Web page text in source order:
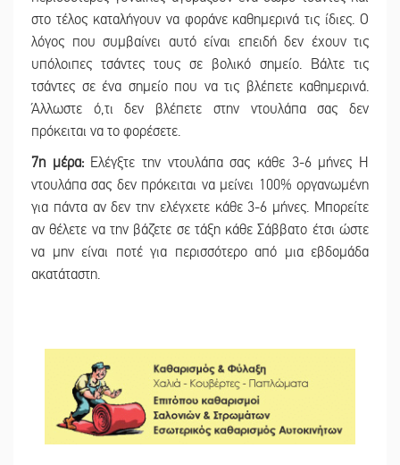
στο τέλος καταλήγουν να φοράνε καθημερινά τις ίδιες. Ο
λόγος που συμβαίνει αυτό είναι επειδή δεν έχουν τις
υπόλοιπες τσάντες τους σε βολικό σημείο. Βάλτε τις
τσάντες σε ένα σημείο που να τις βλέπετε καθημερινά.
Άλλωστε ό,τι δεν βλέπετε στην ντουλάπα σας δεν
πρόκειται να το φορέσετε.
7η μέρα:Ελέγξτε την ντουλάπα σας κάθε 3-6 μήνες Η
ντουλάπα σας δεν πρόκειται να μείνει 100% οργανωμένη
για πάντα αν δεν την ελέγχετε κάθε 3-6 μήνες. Μπορείτε
αν θέλετε να την βάζετε σε τάξη κάθε Σάββατο έτσι ώστε
να μην είναι ποτέ για περισσότερο από μια εβδομάδα
ακατάταστη.